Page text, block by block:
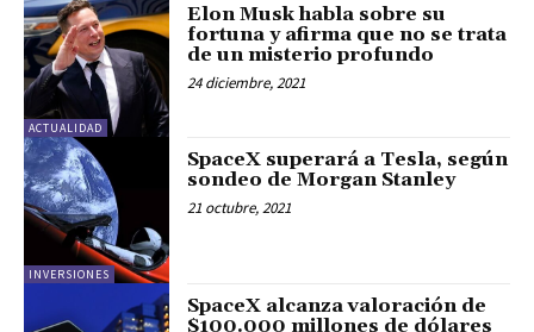
ACTUALIDAD
Elon Musk habla sobre su
fortuna y afirma que no se trata
de un misterio profundo
24 diciembre, 2021
INVERSIONES
SpaceX superará a Tesla, según
sondeo de Morgan Stanley
21 octubre, 2021
SpaceX alcanza valoración de
$100.000 millones de dólares